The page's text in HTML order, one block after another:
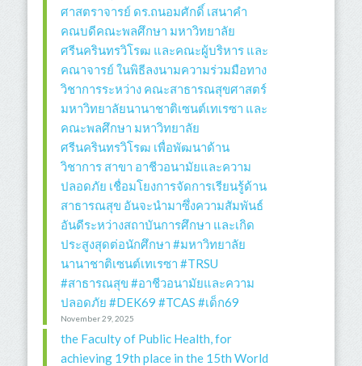
ศาสตราจารย์ ดร.ถนอมศักดิ์ เสนาคำ
คณบดีคณะพลศึกษา มหาวิทยาลัย
ศรีนครินทรวิโรฒ และคณะผู้บริหาร และ
คณาจารย์ ในพิธีลงนามความร่วมมือทาง
วิชาการระหว่าง คณะสาธารณสุขศาสตร์
มหาวิทยาลัยนานาชาติเซนต์เทเรซา และ
คณะพลศึกษา มหาวิทยาลัย
ศรีนครินทรวิโรฒ เพื่อพัฒนาด้าน
วิชาการ สาขา อาชีวอนามัยและความ
ปลอดภัย เชื่อมโยงการจัดการเรียนรู้ด้าน
สาธารณสุข อันจะนำมาซึ่งความสัมพันธ์
อันดีระหว่างสถาบันการศึกษา และเกิด
ประสูงสุดต่อนักศึกษา #มหาวิทยาลัย
นานาชาติเซนต์เทเรซา #TRSU
#สาธารณสุข #อาชีวอนามัยและความ
ปลอดภัย #DEK69 #TCAS #เด็ก69
November 29, 2025
the Faculty of Public Health, for
achieving 19th place in the 15th World